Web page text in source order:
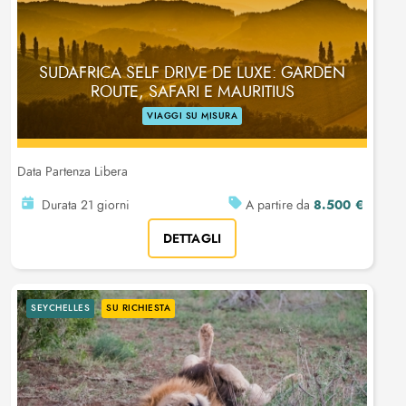
SUDAFRICA SELF DRIVE DE LUXE: GARDEN
ROUTE, SAFARI E MAURITIUS
VIAGGI SU MISURA
Data Partenza Libera
Durata 21 giorni
A partire da 8.500 €
DETTAGLI
SEYCHELLES SU RICHIESTA